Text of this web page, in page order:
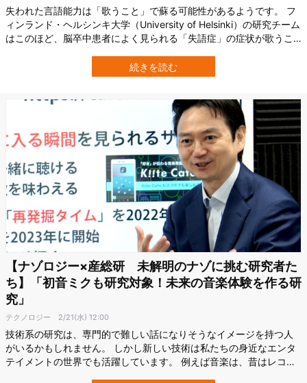
失われた言語能力は「歌うこと」で蘇る可能性があるようです。 フ
ィンランド・ヘルシンキ大学（University of Helsinki）の研究チーム
はこのほど、脳卒中患者によく見られる「失語症」の症状が歌うこ
続けた結果、言語領域にある灰白質の体積が増加したり、言語ネッ
トワークの接続性が大幅に改善したという。 これはコストのかから
続きを読む
【ナゾロジー×産総研 未解明のナゾに挑む研究者た
ち】「初音ミクも研究対象！未来の音楽体験を作る研
究」
テクノロジー 2/21(水) 12:00
技術系の研究は、専門的で難しい話になりそうなイメージを持つ人
がいるかもしれません。 しかし新しい技術は私たちの身近なエンタ
テイメントの世界でも活躍しています。 例えば音楽は、昔はレコー